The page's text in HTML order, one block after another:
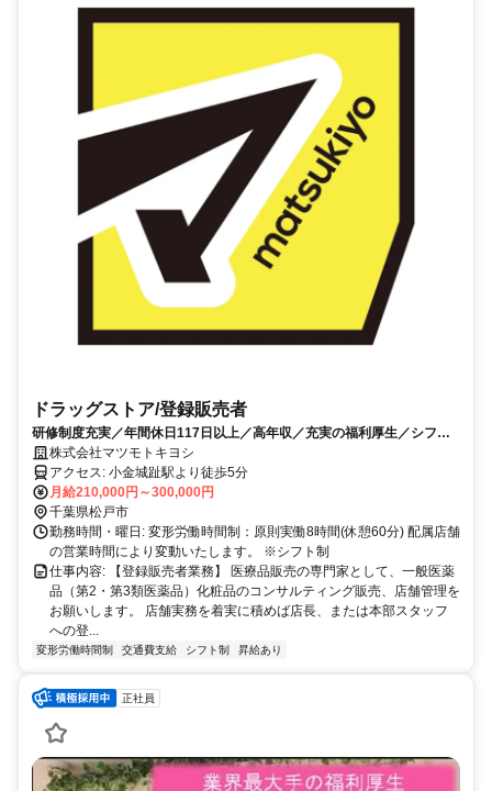
ドラッグストア/登録販売者
研修制度充実／年間休日117日以上／高年収／充実の福利厚生／シフト
制 株式会社マツモトキヨシ
アクセス: 小金城趾駅より徒歩5分
月給210,000円～300,000円
千葉県松戸市
勤務時間・曜日: 変形労働時間制：原則実働8時間(休憩60分) 配属店舗
の営業時間により変動いたします。 ※シフト制
仕事内容: 【登録販売者業務】 医療品販売の専門家として、一般医薬
品（第2・第3類医薬品）化粧品のコンサルティング販売、店舗管理を
お願いします。 店舗実務を着実に積めば店長、または本部スタッフ
への登...
変形労働時間制 交通費支給 シフト制 昇給あり
正社員